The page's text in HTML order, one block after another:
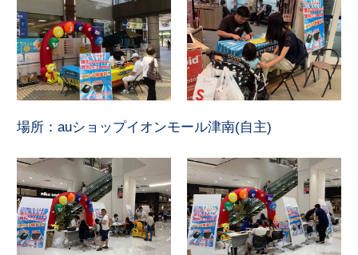
場所：auショップイオンモール津南(自主)